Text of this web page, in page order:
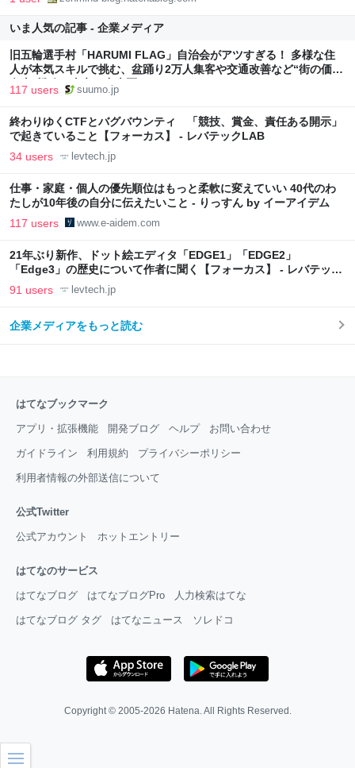
いま人気の記事 - 企業メディア
旧五輪選手村「HARUMI FLAG」自治会がアツすぎる！ 多様な住
人が本気スキルで挑む、盆踊り2万人集客や交通改善など“街の価値
向上”戦略 東京・中央区
117 users suumo.jp
終わりゆくCTFとバグバウンティ 「競技、賞金、責任ある開示」
で起きていること【フォーカス】 - レバテックLAB
34 users levtech.jp
仕事・家庭・個人の優先順位はもっと柔軟に変えていい 40代のわ
たしが10年後の自分に伝えたいこと - りっすん by イーアイデム
117 users www.e-aidem.com
21年ぶり新作、ドット絵エディタ「EDGE1」「EDGE2」
「Edge3」の歴史について作者に聞く【フォーカス】 - レバテック
LAB
91 users levtech.jp
企業メディアをもっと読む
はてなブックマーク
アプリ・拡張機能 開発ブログ ヘルプ お問い合わせ
ガイドライン 利用規約 プライバシーポリシー
利用者情報の外部送信について
公式Twitter
公式アカウント ホットエントリー
はてなのサービス
はてなブログ はてなブログPro 人力検索はてな
はてなブログ タグ はてなニュース ソレドコ
Copyright © 2005-2026 Hatena . All Rights Reserved.